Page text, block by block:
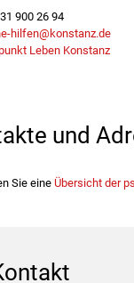
900 26 94
hilfen@konstanz.de
Leben Konstanz
und
Sie eine Übersicht der